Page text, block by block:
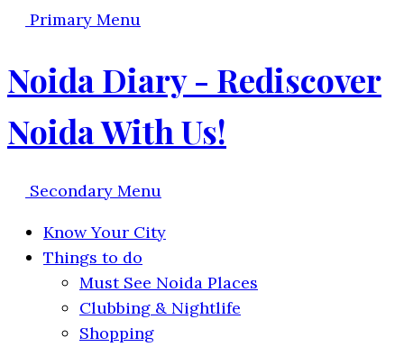
Primary Menu
Noida Diary - Rediscover
Noida With Us!
Secondary Menu
Know Your City
Things to do
Must See Noida Places
Clubbing & Nightlife
Shopping